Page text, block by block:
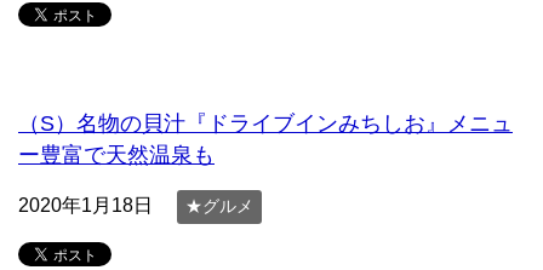
（S）名物の貝汁『ドライブインみちしお』メニュ
ー豊富で天然温泉も
2020年1月18日 ★グルメ